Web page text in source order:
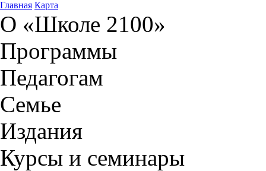
Главная Карта
О «Школе 2100»
Программы
Педагогам
Семье
Издания
Курсы и семинары